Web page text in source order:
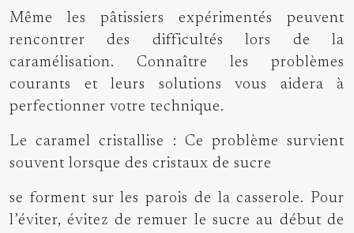
Même les pâtissiers expérimentés peuvent
rencontrer des difficultés lors de la
caramélisation. Connaître les problèmes
courants et leurs solutions vous aidera à
perfectionner votre technique.
Le caramel cristallise : Ce problème survient
souvent lorsque des cristaux de sucre
se forment sur les parois de la casserole. Pour
l’éviter, évitez de remuer le sucre au début de